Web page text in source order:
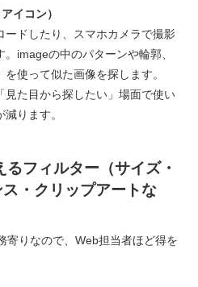
イコン）
ードしたり、スマホカメラで撮影
imageの中のパターンや輪郭、
使って似た画像を探します。
見た目から探したい」場面で使い
ります。
フィルター（サイズ・
・クリップアートな
寄りなので、Web担当者ほど得を